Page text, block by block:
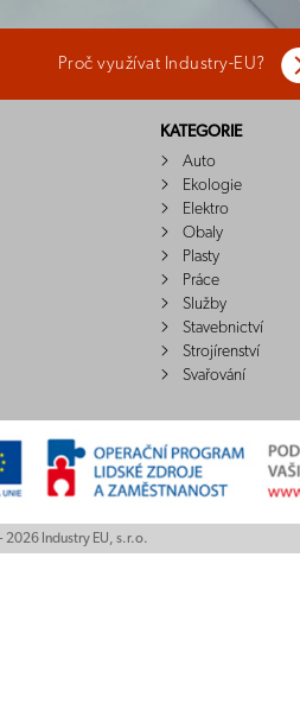
Proč využívat Industry-EU?
KATEGORIE
Auto
Ekologie
Elektro
Obaly
Plasty
Práce
Služby
Stavebnictví
Strojírenství
Svařování
Industry EU, s.r.o.